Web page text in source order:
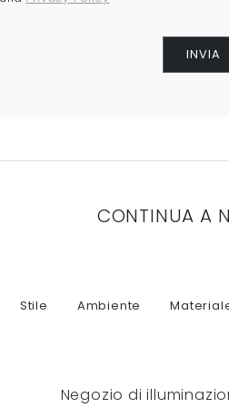
INVIA
CONTINUA A
Stile Ambiente
Negozio di